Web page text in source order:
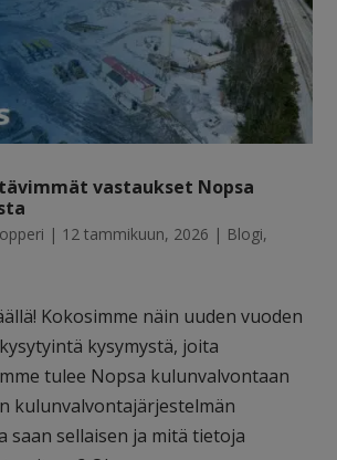
vastaukset Nopsa
| 12 tammikuun, 2026 | Blogi,
Kokosimme näin uuden vuoden
kysymystä, joita
tulee Nopsa kulunvalvontaan
kulunvalvontajärjestelmän
saan sellaisen ja mitä tietoja